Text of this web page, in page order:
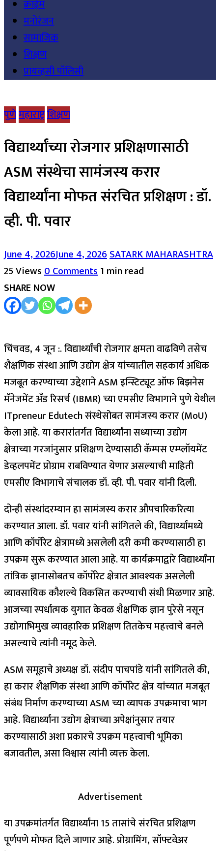
क्राईम
मनोरंजन
सामाजिक
शिक्षण
प्रायव्हसी पॉलिसी
पुणेमहाराष्ट्रशिक्षण
विद्यार्थ्यांच्या रोजगार प्रशिक्षणासाठी
ASM संस्थेचा सामंजस्य करार
विद्यार्थ्यांना मोफत संरचित प्रशिक्षण : डॉ.
व्ही. पी. पवार
June 4, 2026June 4, 2026SATARK MAHARASHTRA
25 Views0 Comments1 min read
SHARE NOW
चिंचवड, 4 जून :. विद्यार्थ्यांची रोजगार क्षमता वाढविणे तसेच
शैक्षणिक संस्था आणि उद्योग क्षेत्र यांच्यातील सहकार्य अधिक
मजबूत करण्याच्या उद्देशाने ASM इन्स्टिट्यूट ऑफ बिझनेस
मॅनेजमेंट अँड रिसर्च (IBMR) च्या एमसीए विभागाने पुणे येथील
ITpreneur Edutech संस्थेसोबत सामंजस्य करार (MoU)
केला आहे. या करारांतर्गत विद्यार्थ्यांना सध्याच्या उद्योग
क्षेत्राच्या गरजांनुसार प्रशिक्षण देण्यासाठी कॅम्पस एम्प्लॉयमेंट
डेव्हलपमेंट प्रोग्राम राबविण्यात येणार असल्याची माहिती
एमसीए विभागाचे संचालक डॉ. व्ही. पी. पवार यांनी दिली.
दोन्ही संस्थांदरम्यान हा सामंजस्य करार औपचारिकरित्या
करण्यात आला. डॉ. पवार यांनी सांगितले की, विद्यार्थ्यांमध्ये
आणि कॉर्पोरेट क्षेत्रामध्ये असलेली दरी कमी करण्यासाठी हा
उपक्रम सुरू करण्यात आला आहे. या कार्यक्रमाद्वारे विद्यार्थ्यांना
तांत्रिक ज्ञानासोबतच कॉर्पोरेट क्षेत्रात आवश्यक असलेली
व्यावसायिक कौशल्ये विकसित करण्याची संधी मिळणार आहे.
आजच्या स्पर्धात्मक युगात केवळ शैक्षणिक ज्ञान पुरेसे नसून
उद्योगाभिमुख व्यावहारिक प्रशिक्षण तितकेच महत्त्वाचे बनले
असल्याचे त्यांनी नमूद केले.
ASM समूहाचे अध्यक्ष डॉ. संदीप पाचपांडे यांनी सांगितले की,
हा करार शैक्षणिक संस्था आणि कॉर्पोरेट क्षेत्र यांच्यात मजबूत
संबंध निर्माण करण्याच्या ASM च्या व्यापक उपक्रमाचा भाग
आहे. विद्यार्थ्यांना उद्योग क्षेत्राच्या अपेक्षांनुसार तयार
करण्यासाठी अशा प्रकारचे उपक्रम महत्त्वाची भूमिका
बजावतील, असा विश्वास त्यांनी व्यक्त केला.
Advertisement
या उपक्रमांतर्गत विद्यार्थ्यांना 15 तासांचे संरचित प्रशिक्षण
पूर्णपणे मोफत दिले जाणार आहे. प्रोग्रामिंग, सॉफ्टवेअर